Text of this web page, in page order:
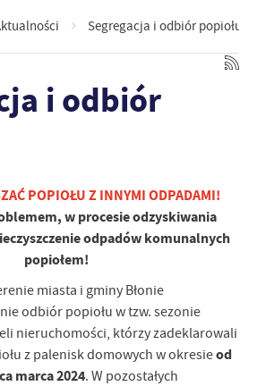
Segregacja i odbiór popiołu
i odbiór
POPIOŁU Z INNYMI ODPADAMI!
w procesie odzyskiwania
odpadów komunalnych
popiołem!
miasta i gminy Błonie
odbiór popiołu w tzw. sezonie
nieruchomości, którzy zadeklarowali
z palenisk domowych w okresieod
marca 2024. W pozostałych